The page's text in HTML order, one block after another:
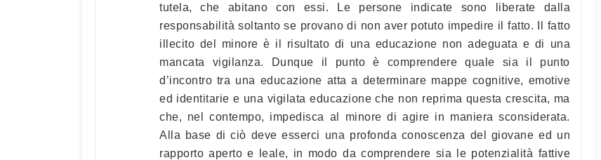
tutela, che abitano con essi. Le persone indicate sono liberate dalla
responsabilità soltanto se provano di non aver potuto impedire il fatto. Il fatto
illecito del minore è il risultato di una educazione non adeguata e di una
mancata vigilanza. Dunque il punto è comprendere quale sia il punto
d’incontro tra una educazione atta a determinare mappe cognitive, emotive
ed identitarie e una vigilata educazione che non reprima questa crescita, ma
che, nel contempo, impedisca al minore di agire in maniera sconsiderata.
Alla base di ciò deve esserci una profonda conoscenza del giovane ed un
rapporto aperto e leale, in modo da comprendere sia le potenzialità fattive